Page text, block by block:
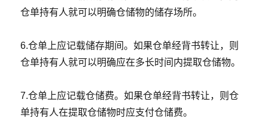
仓单持有人就可以明确仓储物的储存场所。
6.仓单上应记载储存期间。如果仓单经背书转让，则
仓单持有人就可以明确应在多长时间内提取仓储物。
7.仓单上应记载仓储费。如果仓单经背书转让，则仓
单持有人在提取仓储物时应支付仓储费。